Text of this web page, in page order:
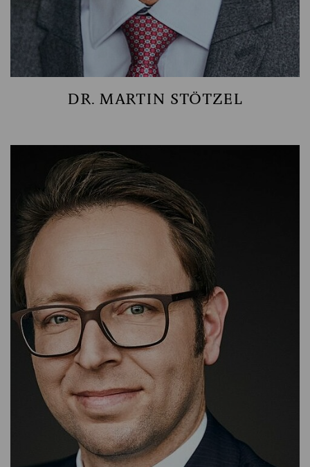
DR. MARTIN STÖTZEL
CHIEF ECONOMIST
SARA FUND MANAGEMENT